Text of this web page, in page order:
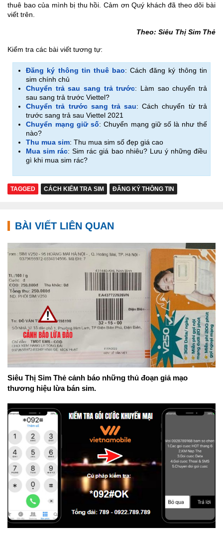
thuê bao của mình bị thu hồi. Cảm ơn Quý khách đã theo dõi bài
viết trên.
Theo: Siêu Thị Sim Thẻ
Kiểm tra các bài viết tương tự:
Đăng ký thông tin thuê bao: Cách đăng ký thông tin
sim chính chủ
Chuyển trả sau sang trả trước: Làm sao chuyển trả
sau sang trả trước Viettel?
Chuyển trả trước sang trả sau: Cách chuyển từ trả
trước sang trả sau Viettel 2021
Chuyển mạng giữ số: Chuyển mạng giữ số là như thế
nào?
Thu mua sim: Thu mua sim số đẹp giá cao
Mua sim rác: Sim rác giá bao nhiêu? Lưu ý những điều
gì khi mua sim rác?
TAGGED CÁCH KIỂM TRA SIM ĐĂNG KÝ THÔNG TIN
BÀI VIẾT LIÊN QUAN
Siêu Thị Sim Thẻ cảnh báo những thủ đoạn giả mạo
thương hiệu lừa bán sim.